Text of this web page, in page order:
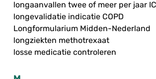
longaanvallen twee of meer per jaar
longevalidatie indicatie COPD
Longformularium Midden-Nederland
longziekten methotrexaat
losse medicatie controleren